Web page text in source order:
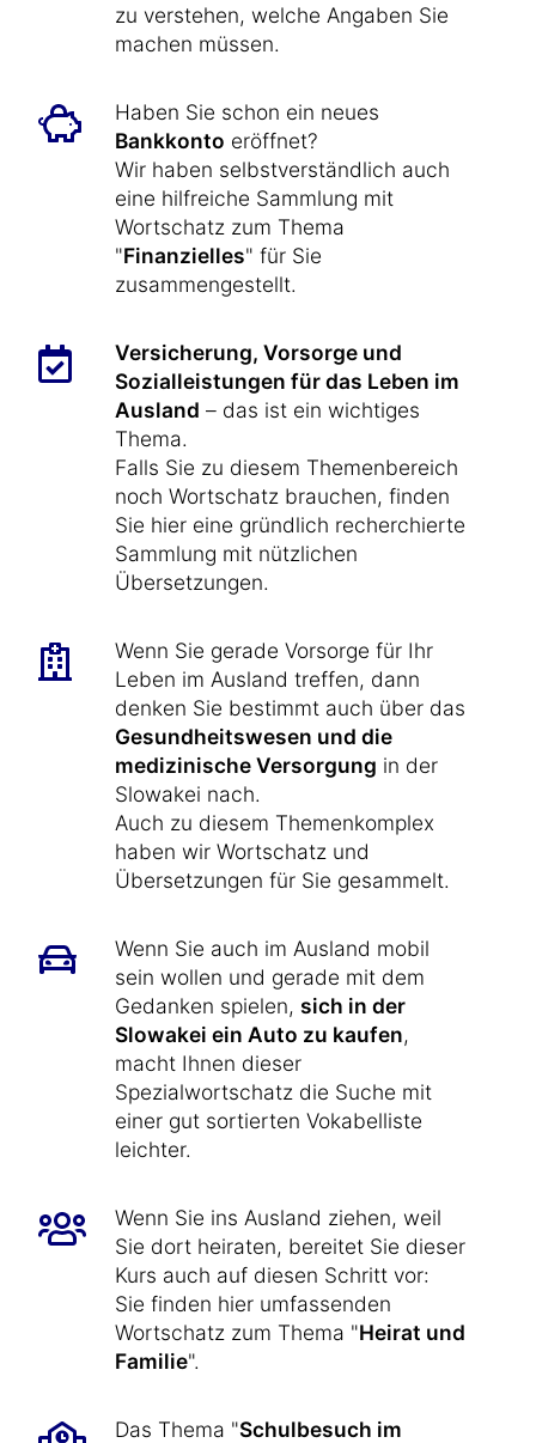
zu verstehen, welche Angaben Sie
machen müssen.
Haben Sie schon ein neues
Bankkonto eröffnet?
Wir haben selbstverständlich auch
eine hilfreiche Sammlung mit
Wortschatz zum Thema
"Finanzielles" für Sie
zusammengestellt.
Versicherung, Vorsorge und
Sozialleistungen für das Leben im
Ausland – das ist ein wichtiges
Thema.
Falls Sie zu diesem Themenbereich
noch Wortschatz brauchen, finden
Sie hier eine gründlich recherchierte
Sammlung mit nützlichen
Übersetzungen.
Wenn Sie gerade Vorsorge für Ihr
Leben im Ausland treffen, dann
denken Sie bestimmt auch über das
Gesundheitswesen und die
medizinische Versorgung in der
Slowakei nach.
Auch zu diesem Themenkomplex
haben wir Wortschatz und
Übersetzungen für Sie gesammelt.
Wenn Sie auch im Ausland mobil
sein wollen und gerade mit dem
Gedanken spielen, sich in der
Slowakei ein Auto zu kaufen,
macht Ihnen dieser
Spezialwortschatz die Suche mit
einer gut sortierten Vokabelliste
leichter.
Wenn Sie ins Ausland ziehen, weil
Sie dort heiraten, bereitet Sie dieser
Kurs auch auf diesen Schritt vor:
Sie finden hier umfassenden
Wortschatz zum Thema "Heirat und
Familie".
Das Thema "Schulbesuch im